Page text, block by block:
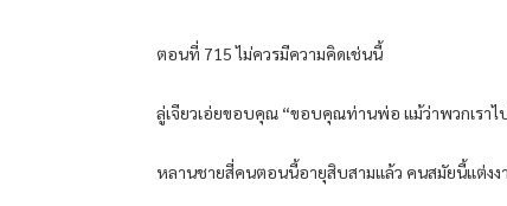
ตอนที่ 715 ไม่ควรมีความคิดเช่นนี้
ลู่เจียวเอ่ยขอบคุณ “ขอบคุณท่านพ่อ แม้ว่าพวกเราไ
หลานชายสี่คนตอนนี้อายุสิบสามแล้ว คนสมัยนี้แต่งง